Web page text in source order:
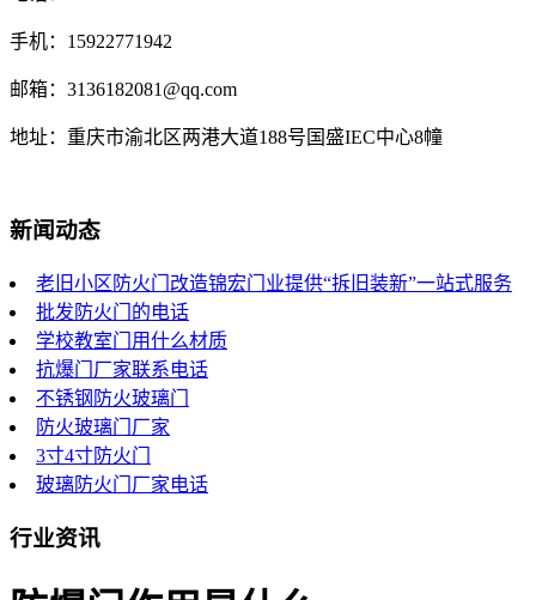
手机：15922771942
邮箱：3136182081@qq.com
地址：重庆市渝北区两港大道188号国盛IEC中心8幢
新闻动态
老旧小区防火门改造锦宏门业提供“拆旧装新”一站式服务
批发防火门的电话
学校教室门用什么材质
抗爆门厂家联系电话
不锈钢防火玻璃门
防火玻璃门厂家
3寸4寸防火门
玻璃防火门厂家电话
行业资讯